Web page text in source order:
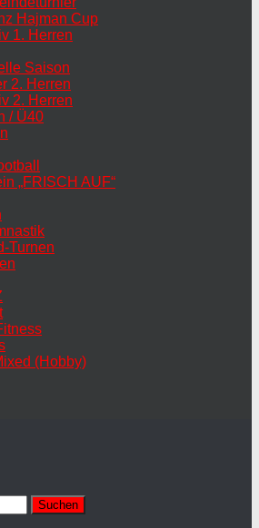
Hajman Cup
1. Herren
Saison
2. Herren
2. Herren
/ Ü40
„FRISCH AUF“
Turnen
(Hobby)